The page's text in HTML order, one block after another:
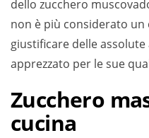
dello zucchero
non è più considerato
giustificare delle
apprezzato per le sue
Zucchero
cucina